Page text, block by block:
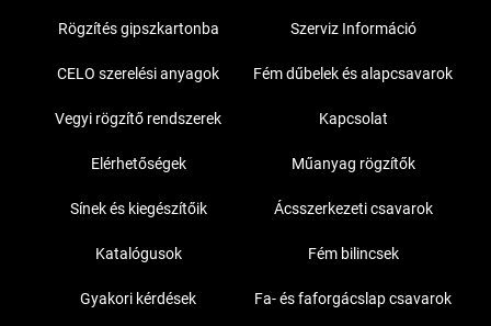
Rögzítés gipszkartonba Szerviz Információ
CELO szerelési anyagok Fém dűbelek és alapcsavarok
Vegyi rögzítő rendszerek Kapcsolat
Elérhetőségek Műanyag rögzítők
Sínek és kiegészítőik Ácsszerkezeti csavarok
Katalógusok Fém bilincsek
Gyakori kérdések Fa- és faforgácslap csavarok